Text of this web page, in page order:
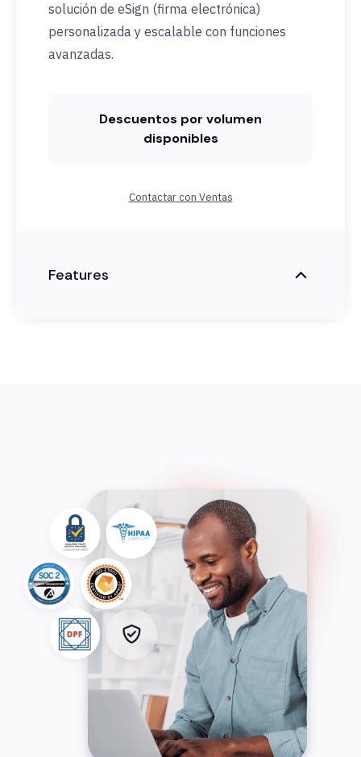
solución de eSign (firma electrónica)
personalizada y escalable con funciones
avanzadas.
Descuentos por volumen
disponibles
Contactar con Ventas
Features